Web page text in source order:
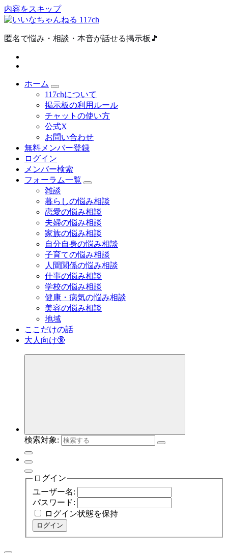
内容をスキップ
匿名で悩み・相談・本音が話せる掲示板🎵
ホーム
117chについて
掲示板の利用ルール
チャットの使い方
公式X
お問い合わせ
無料メンバー登録
ログイン
メンバー検索
フォーラム一覧
雑談
暮らしの悩み相談
恋愛の悩み相談
夫婦の悩み相談
家族の悩み相談
自分自身の悩み相談
子育ての悩み相談
人間関係の悩み相談
仕事の悩み相談
学校の悩み相談
健康・病気の悩み相談
美容の悩み相談
地域
ここだけの話
大人向け🔞
検索対象:
ログイン
ユーザー名:
パスワード:
ログイン状態を保持
ログイン